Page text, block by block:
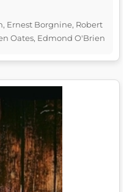
Ernest Borgnine, Robert
Oates, Edmond O'Brien